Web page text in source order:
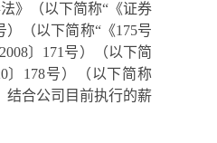
》 （以下简称“ 《证券
） （以下简称“《1 75号
2008〕 171 号） （以下简
〕 178号）（以下简称
结合公司目前执行的薪